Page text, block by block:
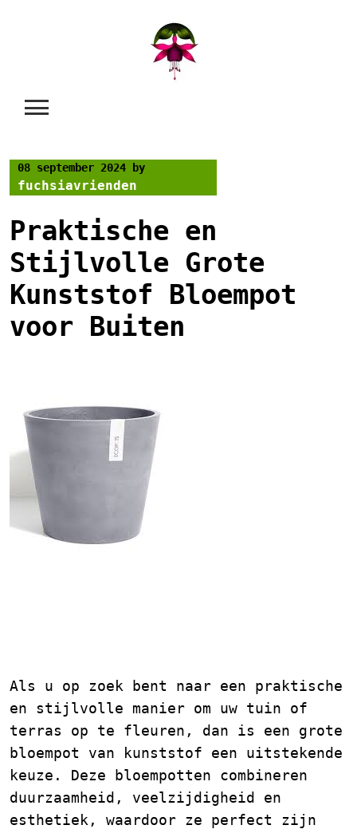
08 september 2024 by
fuchsiavrienden
Praktische en
Stijlvolle Grote
Kunststof Bloempot
voor Buiten
Als u op zoek bent naar een praktische
en stijlvolle manier om uw tuin of
terras op te fleuren, dan is een grote
bloempot van kunststof een uitstekende
keuze. Deze bloempotten combineren
duurzaamheid, veelzijdigheid en
esthetiek, waardoor ze perfect zijn